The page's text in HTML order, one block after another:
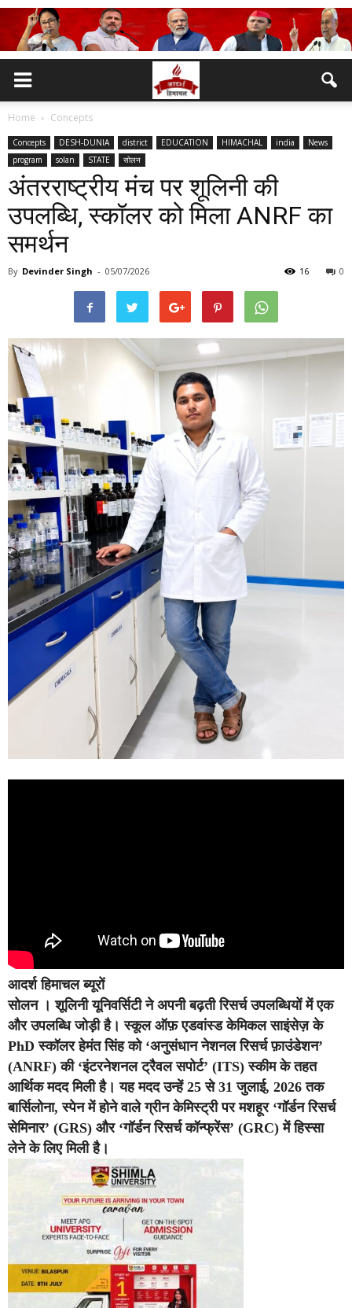
Home Concepts
Concepts DESH-DUNIA district EDUCATION HIMACHAL india
News
program
solan STATE सोलन
अंतरराष्ट्रीय मंच पर शूलिनी की
उपलब्धि, स्कॉलर को मिला ANRF का
समर्थन
By Devinder Singh - 05/07/2026 0
16
आदर्श हिमाचल ब्यूरों
सोलन । शूलिनी यूनिवर्सिटी ने अपनी बढ़ती रिसर्च उपलब्धियों में एक
और उपलब्धि जोड़ी है। स्कूल ऑफ़ एडवांस्ड केमिकल साइंसेज़ के
PhD स्कॉलर हेमंत सिंह को ‘अनुसंधान नेशनल रिसर्च फ़ाउंडेशन’
(ANRF) की ‘इंटरनेशनल ट्रैवल सपोर्ट’ (ITS) स्कीम के तहत
आर्थिक मदद मिली है। यह मदद उन्हें 25 से 31 जुलाई, 2026 तक
बार्सिलोना, स्पेन में होने वाले ग्रीन केमिस्ट्री पर मशहूर ‘गॉर्डन रिसर्च
सेमिनार’ (GRS) और ‘गॉर्डन रिसर्च कॉन्फ्रेंस’ (GRC) में हिस्सा
लेने के लिए मिली है।